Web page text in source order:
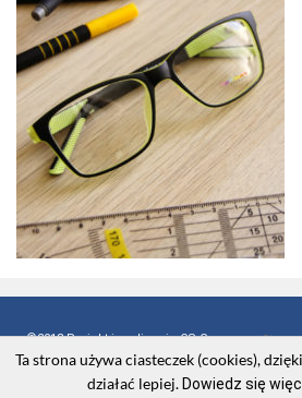
©2018 Projekt i realizacja CS Group
Polska
Ta strona używa ciasteczek (cookies),
działać lepiej. Dowiedz się